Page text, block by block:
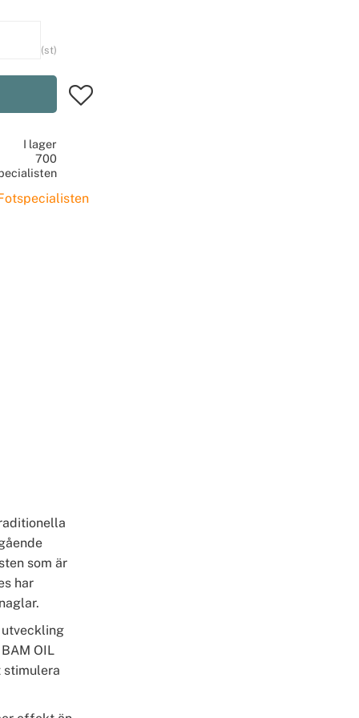
st
Lägg till i favoriter
I lager
700
som är
har
utveckling
OIL
stimulera